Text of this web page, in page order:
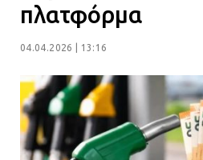
πλατφόρμα
04.04.2026 | 13:16